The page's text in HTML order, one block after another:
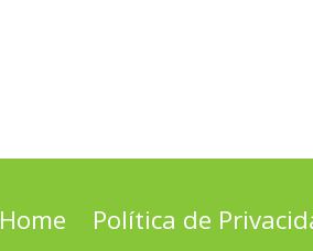
Home Política de